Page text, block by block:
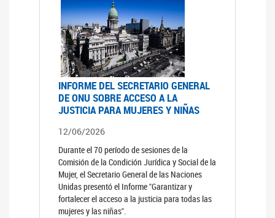
INFORME DEL SECRETARIO GENERAL
DE ONU SOBRE ACCESO A LA
JUSTICIA PARA MUJERES Y NIÑAS
12/06/2026
Durante el 70 período de sesiones de la
Comisión de la Condición Jurídica y Social de la
Mujer, el Secretario General de las Naciones
Unidas presentó el Informe "Garantizar y
fortalecer el acceso a la justicia para todas las
mujeres y las niñas".